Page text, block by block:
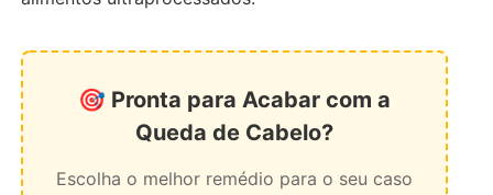
🎯 Pronta para Acabar com a
Queda de Cabelo?
Escolha o melhor remédio para o seu caso